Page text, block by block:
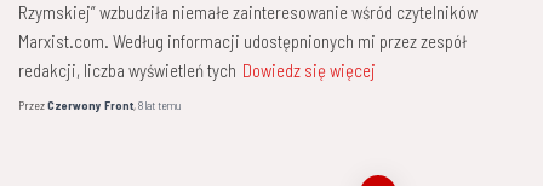
Rzymskiej” wzbudziła niemałe zainteresowanie wśród czytelników
Marxist.com. Według informacji udostępnionych mi przez zespół
redakcji, liczba wyświetleń tych Dowiedz się więcej
PrzezCzerwony Front,8 lattemu